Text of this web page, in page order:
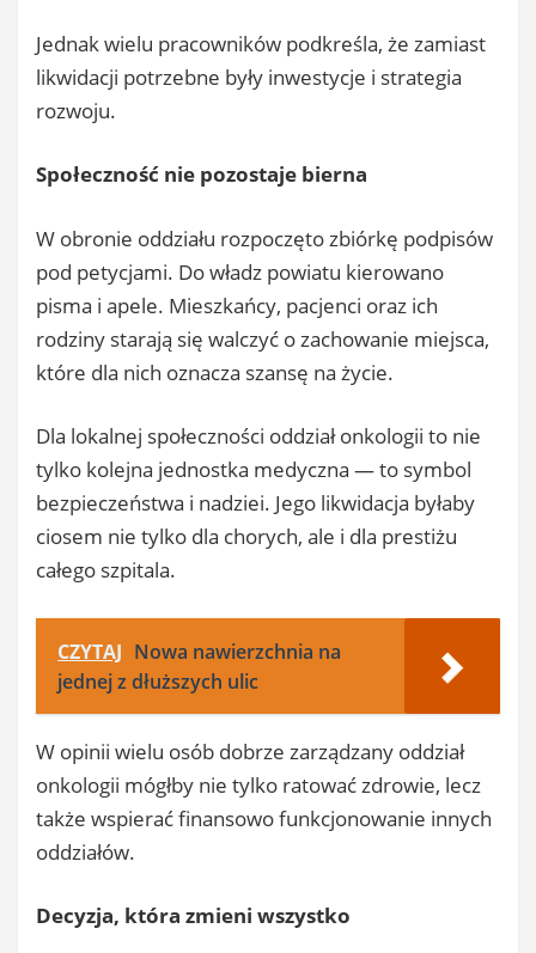
Jednak wielu pracowników podkreśla, że zamiast
likwidacji potrzebne były inwestycje i strategia
rozwoju.
Społeczność nie pozostaje bierna
W obronie oddziału rozpoczęto zbiórkę podpisów
pod petycjami. Do władz powiatu kierowano
pisma i apele. Mieszkańcy, pacjenci oraz ich
rodziny starają się walczyć o zachowanie miejsca,
które dla nich oznacza szansę na życie.
Dla lokalnej społeczności oddział onkologii to nie
tylko kolejna jednostka medyczna — to symbol
bezpieczeństwa i nadziei. Jego likwidacja byłaby
ciosem nie tylko dla chorych, ale i dla prestiżu
całego szpitala.
CZYTAJ Nowa nawierzchnia na
jednej z dłuższych ulic
W opinii wielu osób dobrze zarządzany oddział
onkologii mógłby nie tylko ratować zdrowie, lecz
także wspierać finansowo funkcjonowanie innych
oddziałów.
Decyzja, która zmieni wszystko